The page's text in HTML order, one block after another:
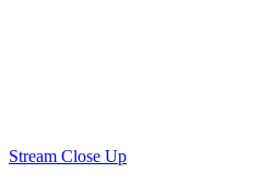
Stream Close Up